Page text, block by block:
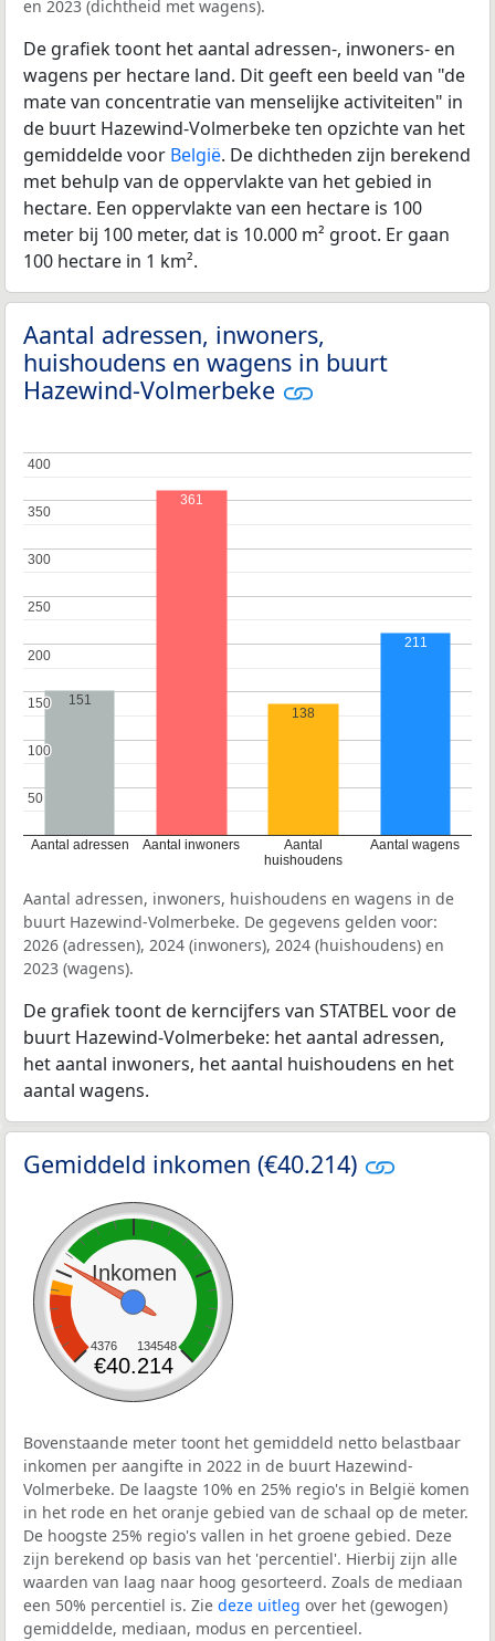
en 2023 (dichtheid met wagens).
De grafiek toont het aantal adressen-, inwoners- en
wagens per hectare land. Dit geeft een beeld van "de
mate van concentratie van menselijke activiteiten" in
de buurt Hazewind-Volmerbeke ten opzichte van het
gemiddelde voor België. De dichtheden zijn berekend
met behulp van de oppervlakte van het gebied in
hectare. Een oppervlakte van een hectare is 100
meter bij 100 meter, dat is 10.000 m² groot. Er gaan
100 hectare in 1 km².
Aantal adressen, inwoners,
huishoudens en wagens in buurt
Hazewind-Volmerbeke
Aantal adressen Aantal inwoners
Aantal
huishoudens
Aantal wagens
50
50
100
100
150
150
200
200
250
250
300
300
350
350
400
400
151
361
138
211
Aantal adressen, inwoners, huishoudens en wagens in de
buurt Hazewind-Volmerbeke. De gegevens gelden voor:
2026 (adressen), 2024 (inwoners), 2024 (huishoudens) en
2023 (wagens).
De grafiek toont de kerncijfers van STATBEL voor de
buurt Hazewind-Volmerbeke: het aantal adressen,
het aantal inwoners, het aantal huishoudens en het
aantal wagens.
Gemiddeld inkomen (€40.214)
Inkomen
4376 134548
€40.214
Bovenstaande meter toont het gemiddeld netto belastbaar
inkomen per aangifte in 2022 in de buurt Hazewind-
Volmerbeke. De laagste 10% en 25% regio's in België komen
in het rode en het oranje gebied van de schaal op de meter.
De hoogste 25% regio's vallen in het groene gebied. Deze
zijn berekend op basis van het 'percentiel'. Hierbij zijn alle
waarden van laag naar hoog gesorteerd. Zoals de mediaan
een 50% percentiel is. Zie deze uitleg over het (gewogen)
gemiddelde, mediaan, modus en percentieel.